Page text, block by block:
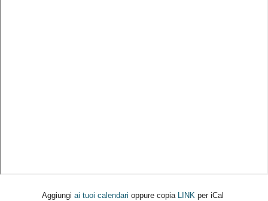
Aggiungi ai tuoi calendari oppure copia LINK per iCal